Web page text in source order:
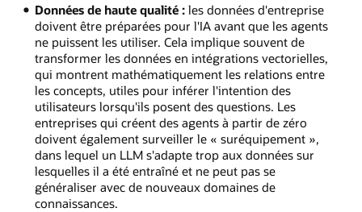
Données de haute qualité :les données d'entreprise
doivent être préparées pour l'IA avant que les agents
ne puissent les utiliser. Cela implique souvent de
transformer les données en intégrations vectorielles,
qui montrent mathématiquement les relations entre
les concepts, utiles pour inférer l'intention des
utilisateurs lorsqu'ils posent des questions. Les
entreprises qui créent des agents à partir de zéro
doivent également surveiller le « suréquipement »,
dans lequel un LLM s'adapte trop aux données sur
lesquelles il a été entraîné et ne peut pas se
généraliser avec de nouveaux domaines de
connaissances.